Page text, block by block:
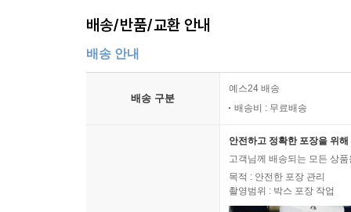
배송/반품/교환 안내
배송 안내
배송 구분
예스24 배송
배송비 : 무료배송
안전하고 정확한 포장을 위
고객님께 배송되는 모든 상
목적 : 안전한 포장 관리
촬영범위 : 박스 포장 작업